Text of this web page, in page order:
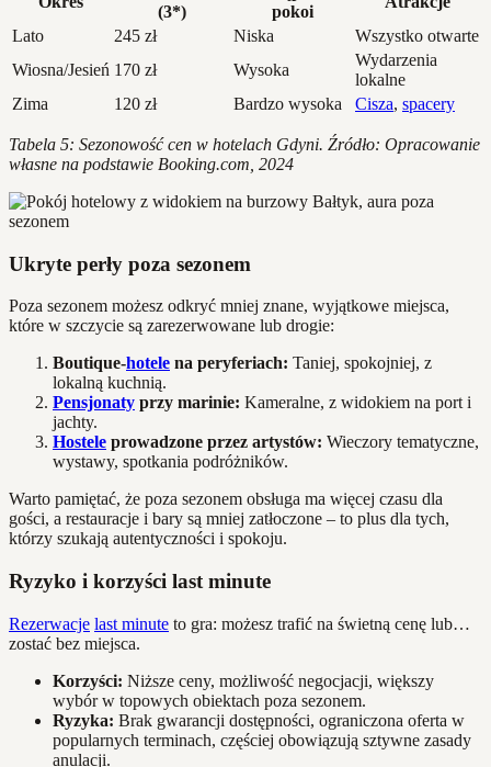
(3*)
pokoi
Lato
245 zł Niska
Wszystko otwarte
Wiosna/Jesień 170 zł Wysoka
Wydarzenia
lokalne
Zima
120 zł Bardzo wysoka Cisza, spacery
Tabela 5: Sezonowość cen w hotelach Gdyni. Źródło: Opracowanie
własne na podstawie Booking.com, 2024
Ukryte perły poza sezonem
Poza sezonem możesz odkryć mniej znane, wyjątkowe miejsca,
które w szczycie są zarezerwowane lub drogie:
Boutique-hotele na peryferiach: Taniej, spokojniej, z
lokalną kuchnią.
Pensjonaty przy marinie: Kameralne, z widokiem na port i
jachty.
Hostele prowadzone przez artystów: Wieczory tematyczne,
wystawy, spotkania podróżników.
Warto pamiętać, że poza sezonem obsługa ma więcej czasu dla
gości, a restauracje i bary są mniej zatłoczone – to plus dla tych,
którzy szukają autentyczności i spokoju.
Ryzyko i korzyści last minute
Rezerwacje last minute to gra: możesz trafić na świetną cenę lub…
zostać bez miejsca.
Korzyści: Niższe ceny, możliwość negocjacji, większy
wybór w topowych obiektach poza sezonem.
Ryzyka: Brak gwarancji dostępności, ograniczona oferta w
popularnych terminach, częściej obowiązują sztywne zasady
anulacji.